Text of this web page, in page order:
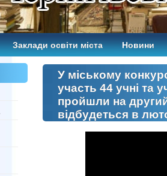
Заклади освіти міста Новини
У міському
участь 44 учні та
пройшли на
відбудеться в